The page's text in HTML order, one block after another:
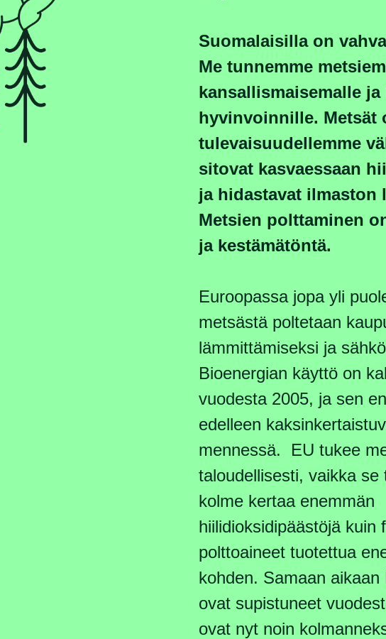
Suomalaisilla on
Me tunnemme
kansallismaisemalle
hyvinvoinnille. Metsät
tulevaisuudellemme
sitovat kasvaessaan
ja hidastavat ilmaston
Metsien polttaminen
ja kestämätöntä.
Euroopassa jopa yli
metsästä poltetaan
lämmittämiseksi ja
Bioenergian käyttö on
vuodesta 2005, ja sen
edelleen
mennessä. EU tukee
taloudellisesti, vaikka se
kolme kertaa enemmän
hiilidioksidipäästöjä kuin
polttoaineet tuotettua
kohden. Samaan aikaan
ovat supistuneet
ovat nyt noin